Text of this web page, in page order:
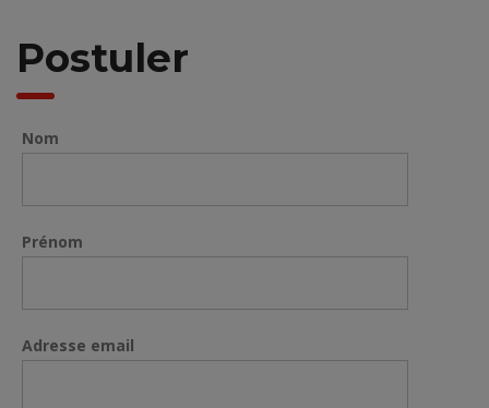
Postuler
Nom
Prénom
Adresse email